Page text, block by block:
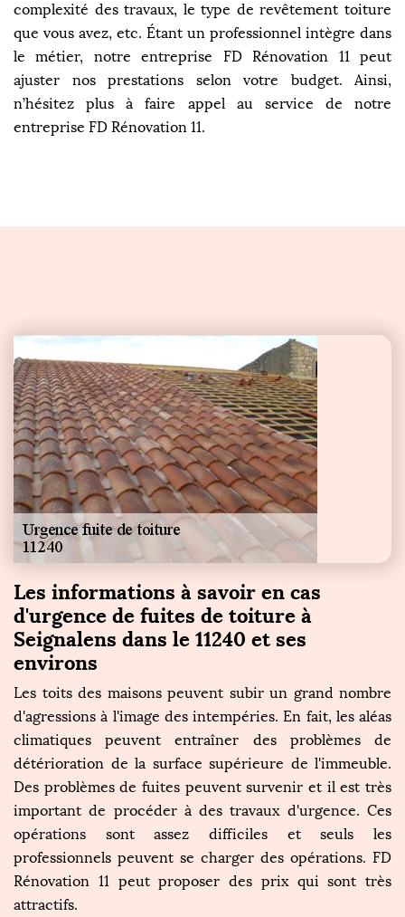
complexité des travaux, le type de revêtement toiture
que vous avez, etc. Étant un professionnel intègre dans
le métier, notre entreprise FD Rénovation 11 peut
ajuster nos prestations selon votre budget. Ainsi,
n’hésitez plus à faire appel au service de notre
entreprise FD Rénovation 11.
Les informations à savoir en cas
d'urgence de fuites de toiture à
Seignalens dans le 11240 et ses
environs
Les toits des maisons peuvent subir un grand nombre
d'agressions à l'image des intempéries. En fait, les aléas
climatiques peuvent entraîner des problèmes de
détérioration de la surface supérieure de l'immeuble.
Des problèmes de fuites peuvent survenir et il est très
important de procéder à des travaux d'urgence. Ces
opérations sont assez difficiles et seuls les
professionnels peuvent se charger des opérations. FD
Rénovation 11 peut proposer des prix qui sont très
attractifs.